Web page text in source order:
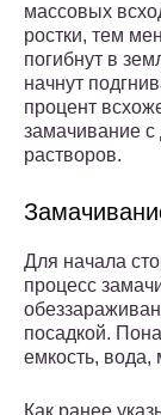
массовых
ростки, тем
погибнут в
начнут
процент
замачивание с
растворов.
Для начала
процесс
посадкой.
емкость,